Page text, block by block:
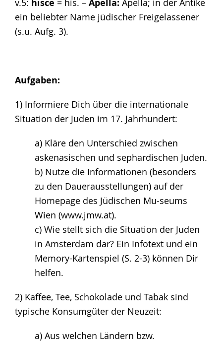
v.5: hisce = his. – Apella: Apella; in der Antike
ein beliebter Name jüdischer Freigelassener
(s.u. Aufg. 3).
Aufgaben:
1) Informiere Dich über die internationale
Situation der Juden im 17. Jahrhundert:
a) Kläre den Unterschied zwischen
askenasischen und sephardischen Juden.
b) Nutze die Informationen (besonders
zu den Dauerausstellungen) auf der
Homepage des Jüdischen Mu-seums
Wien (www.jmw.at).
c) Wie stellt sich die Situation der Juden
in Amsterdam dar? Ein Infotext und ein
Memory-Kartenspiel (S. 2-3) können Dir
helfen.
2) Kaffee, Tee, Schokolade und Tabak sind
typische Konsumgüter der Neuzeit:
a) Aus welchen Ländern bzw.